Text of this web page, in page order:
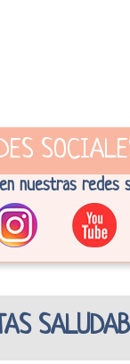
en nuestras redes